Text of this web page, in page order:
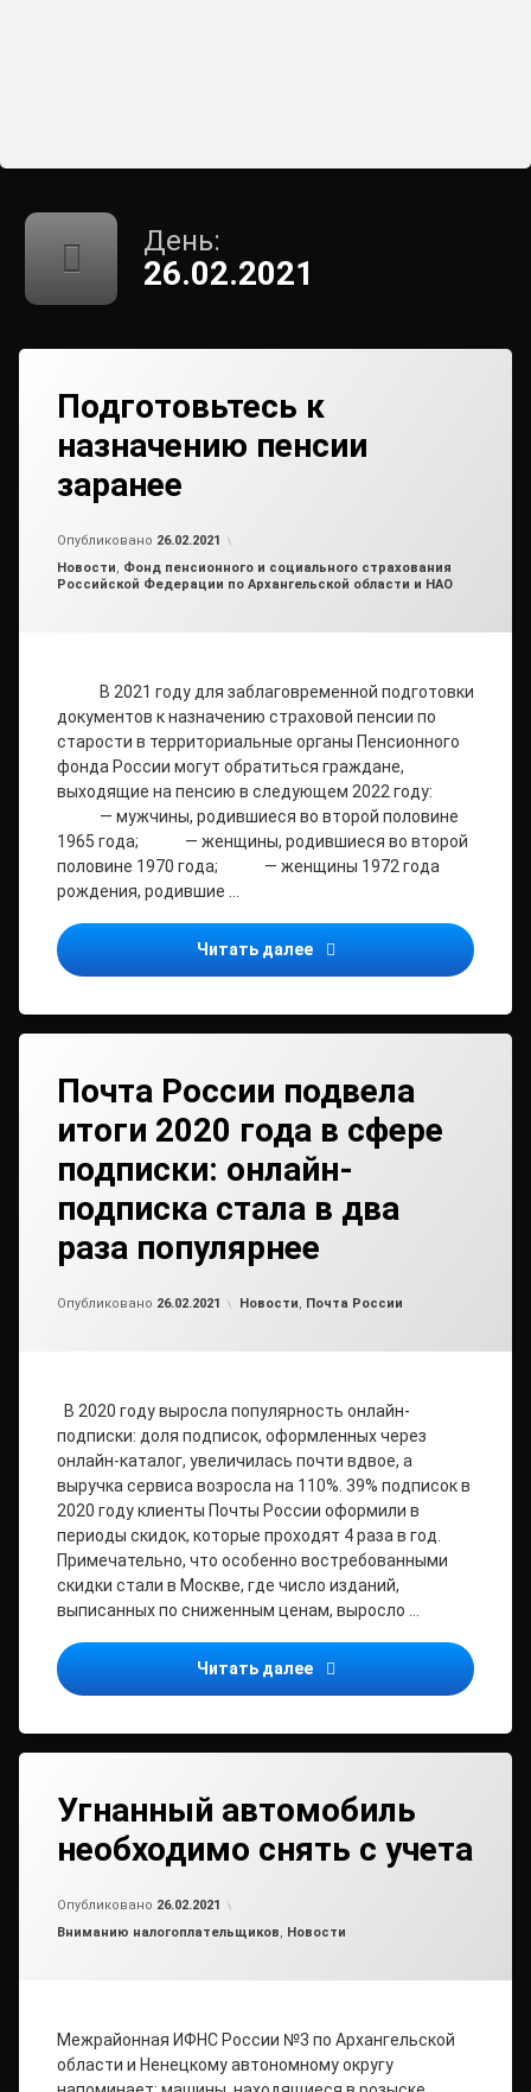
День:
26.02.2021
Подготовьтесь к
назначению пенсии
заранее
Опубликовано 26.02.2021
Рубрики:
Новости, Фонд пенсионного и социального страхования
Российской Федерации по Архангельской области и НАО
В 2021 году для заблаговременной подготовки
документов к назначению страховой пенсии по
старости в территориальные органы Пенсионного
фонда России могут обратиться граждане,
выходящие на пенсию в следующем 2022 году:
— мужчины, родившиеся во второй половине
1965 года; — женщины, родившиеся во второй
половине 1970 года; — женщины 1972 года
рождения, родившие …
Читать далее Подготовьтесь к
Почта России подвела
итоги 2020 года в сфере
подписки: онлайн-
подписка стала в два
раза популярнее
Опубликовано 26.02.2021 Рубрики:
Новости, Почта России
В 2020 году выросла популярность онлайн-
подписки: доля подписок, оформленных через
онлайн-каталог, увеличилась почти вдвое, а
выручка сервиса возросла на 110%. 39% подписок в
2020 году клиенты Почты России оформили в
периоды скидок, которые проходят 4 раза в год.
Примечательно, что особенно востребованными
скидки стали в Москве, где число изданий,
выписанных по сниженным ценам, выросло …
Читать далее Почта России подвела
Угнанный автомобиль
необходимо снять с учета
Опубликовано 26.02.2021
Рубрики:
Вниманию налогоплательщиков, Новости
Межрайонная ИФНС России №3 по Архангельской
области и Ненецкому автономному округу